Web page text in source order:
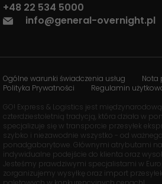
+48 22 534 5000
info@general-overnight.pl
Ogólne warunki świadczenia usług
Nota
Polityka Prywatności
Regulamin
GO! Express & Logistics jest
czterdziestoletnią tradycją, która działa w
specjalizuje się w transporcie przesyłek
szybko i niezawodnie wszystko - od
ponadgabarytowe. Głównymi atrybutami
indywidualne podejście do klienta oraz
Jesteśmy prawdziwymi specjalistami w
zorganizujemy wysyłkę oraz import